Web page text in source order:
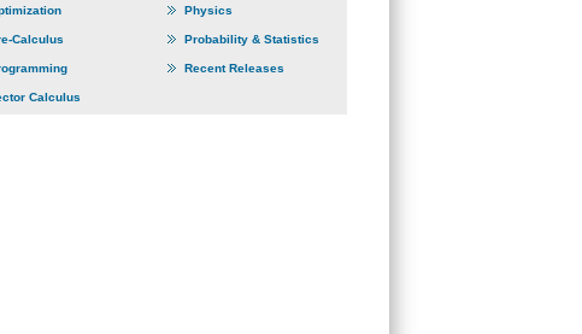
Physics
Calculus Probability & Statistics
Recent Releases
Calculus